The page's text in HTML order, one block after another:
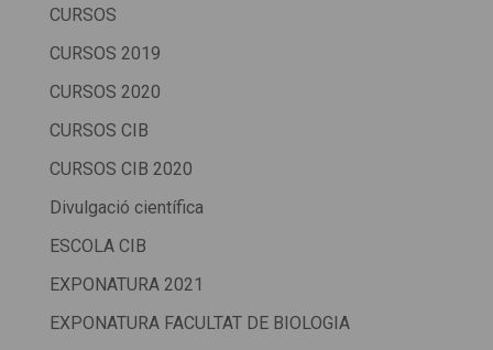
CURSOS
CURSOS 2019
CURSOS 2020
CURSOS CIB
CURSOS CIB 2020
Divulgació científica
ESCOLA CIB
EXPONATURA 2021
EXPONATURA FACULTAT DE BIOLOGIA